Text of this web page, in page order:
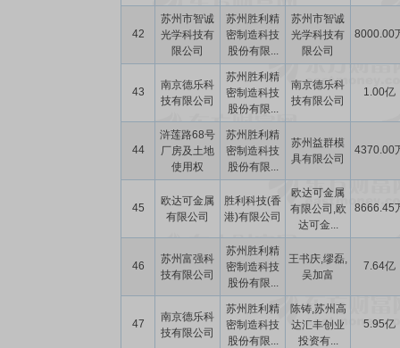
42
苏州市智诚
光学科技有
限公司
苏州胜利精
密制造科技
股份有限...
苏州市智诚
光学科技有
限公司
8000.00
43
南京德乐科
技有限公司
苏州胜利精
密制造科技
股份有限...
南京德乐科
技有限公司
1.00亿
44
浒莲路68号
厂房及土地
使用权
苏州胜利精
密制造科技
股份有限...
苏州益群模
具有限公司
4370.00
45
欧达可金属
有限公司
胜利科技(香
港)有限公司
欧达可金属
有限公司,欧
达可金...
8666.45
46
苏州富强科
技有限公司
苏州胜利精
密制造科技
股份有限...
王书庆,缪磊,
吴加富
7.64亿
47
南京德乐科
技有限公司
苏州胜利精
密制造科技
股份有限...
陈铸,苏州高
达汇丰创业
投资有...
5.95亿